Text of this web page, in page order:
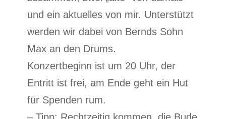
und ein aktuelles von mir. Unterstützt
werden wir dabei von Bernds Sohn
Max an den Drums.
Konzertbeginn ist um 20 Uhr, der
Entritt ist frei, am Ende geht ein Hut
für Spenden rum.